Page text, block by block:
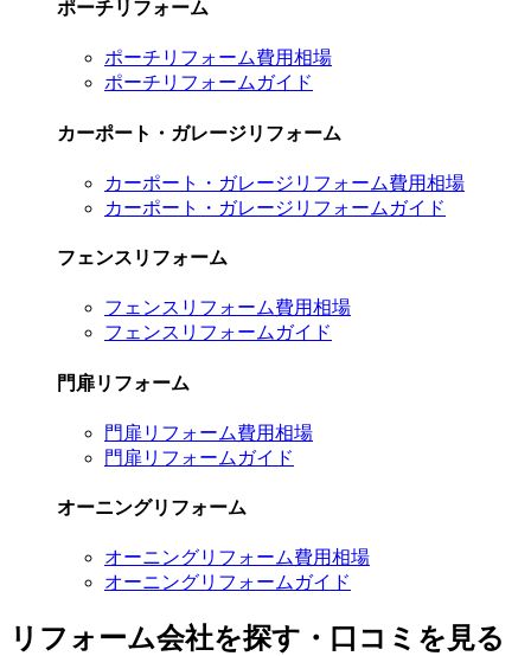
ポーチリフォーム
ポーチリフォーム費用相場
ポーチリフォームガイド
カーポート・ガレージリフォーム
カーポート・ガレージリフォーム費用相場
カーポート・ガレージリフォームガイド
フェンスリフォーム
フェンスリフォーム費用相場
フェンスリフォームガイド
門扉リフォーム
門扉リフォーム費用相場
門扉リフォームガイド
オーニングリフォーム
オーニングリフォーム費用相場
オーニングリフォームガイド
リフォーム会社を探す・口コミを見る